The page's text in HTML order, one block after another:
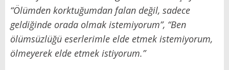
“Ölümden korktuğumdan falan değil, sadece
geldiğinde orada olmak istemiyorum”, “Ben
ölümsüzlüğü eserlerimle elde etmek istemiyorum,
ölmeyerek elde etmek istiyorum.”